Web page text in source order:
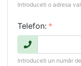
Introduceti o adresa
Telefon:
Introduceti un număr